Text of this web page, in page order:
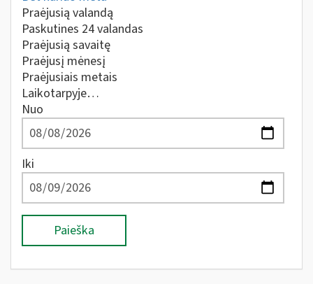
Praėjusią valandą
Paskutines 24 valandas
Praėjusią savaitę
Praėjusį mėnesį
Praėjusiais metais
Laikotarpyje…
Nuo
Iki
Paieška